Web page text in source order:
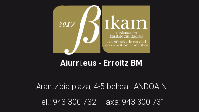
Aiurri.eus - Erroitz BM
Arantzibia plaza, 4-5 behea | ANDOAIN
Tel.: 943 300 732 | Faxa: 943 300 731